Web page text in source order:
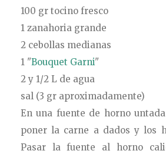
100 gr tocino fresco
1 zanahoria grande
2 cebollas medianas
1 "Bouquet Garni"
2 y 1/2 L de agua
sal (3 gr aproximadamente)
En una fuente de horno
poner la carne a dados y los
Pasar la fuente al horno